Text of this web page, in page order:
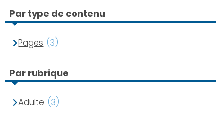
Par type de contenu
Pages (3)
Par rubrique
Adulte (3)